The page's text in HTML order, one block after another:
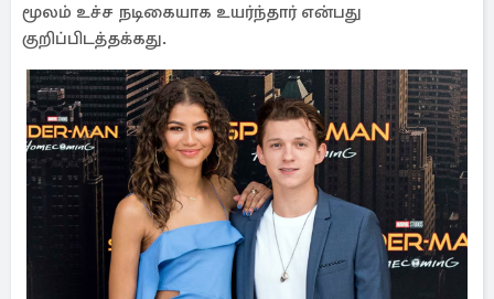
மூலம் உச்ச நடிகையாக உயர்ந்தார் என்பது
குறிப்பிடத்தக்கது.